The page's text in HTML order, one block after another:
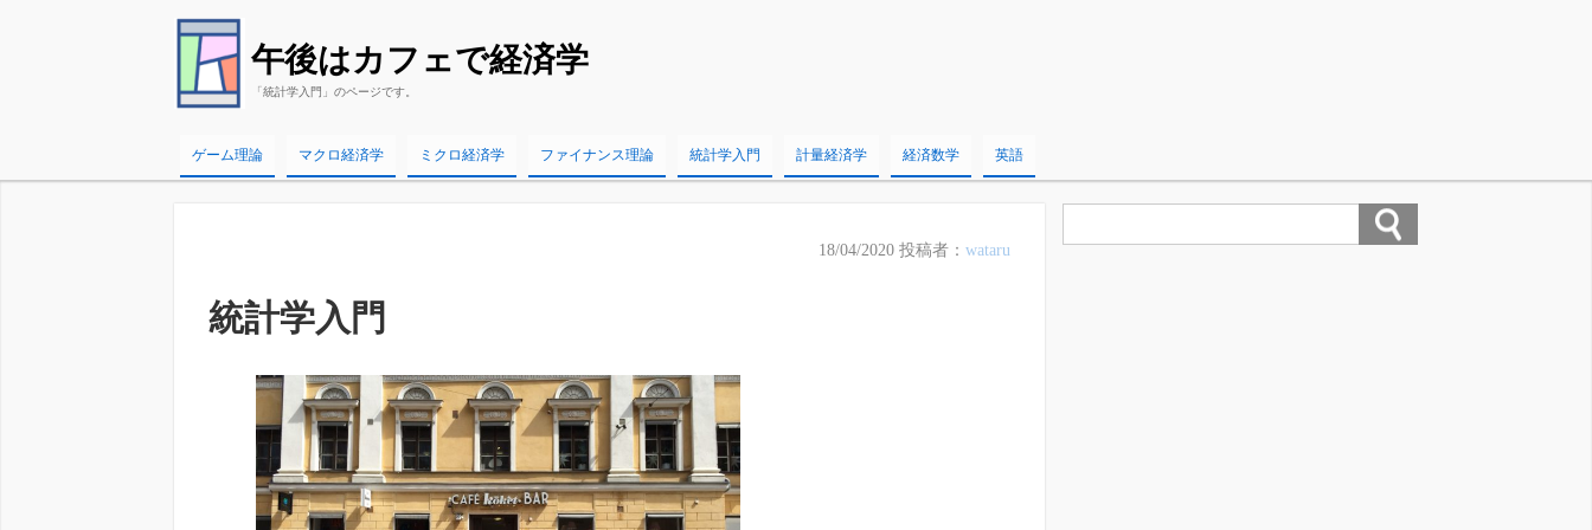
午後はカフェで経済学
「統計学入門」のページです。
ゲーム理論 マクロ経済学 ミクロ経済学 ファイナンス理論 統計学入門 計量経済学 経済数学 英語
18/04/2020投稿者： wataru
統計学入門